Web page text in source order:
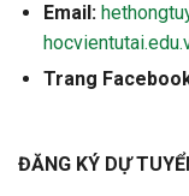
Email:
Trang
ĐĂNG KÝ DỰ